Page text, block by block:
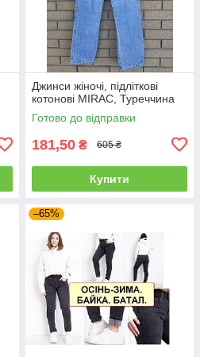
Джинси жіночі, підліткові
котонові MIRAC, Туреччина
Готово до відправки
181,50 ₴ 605 ₴
Купити
–65%